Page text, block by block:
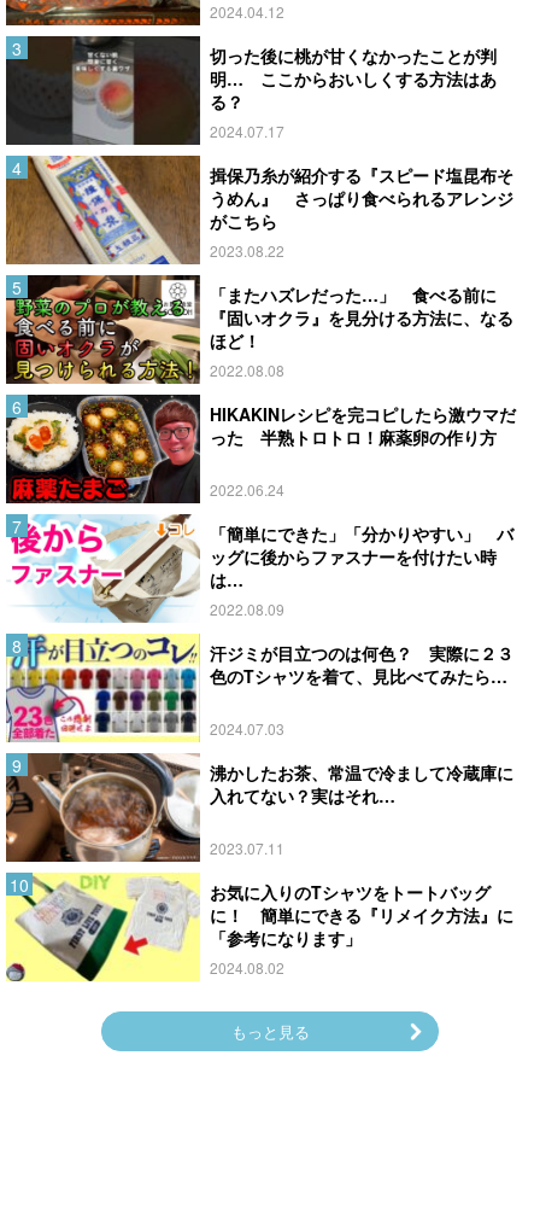
2024.04.12
切った後に桃が甘くなかったことが判
明… ここからおいしくする方法はあ
る？
2024.07.17
揖保乃糸が紹介する『スピード塩昆布そ
うめん』 さっぱり食べられるアレンジ
がこちら
2023.08.22
「またハズレだった…」 食べる前に
『固いオクラ』を見分ける方法に、なる
ほど！
2022.08.08
HIKAKINレシピを完コピしたら激ウマだ
った 半熟トロトロ！麻薬卵の作り方
2022.06.24
「簡単にできた」「分かりやすい」 バ
ッグに後からファスナーを付けたい時
は…
2022.08.09
汗ジミが目立つのは何色？ 実際に２３
色のTシャツを着て、見比べてみたら…
2024.07.03
沸かしたお茶、常温で冷まして冷蔵庫に
入れてない？実はそれ…
2023.07.11
お気に入りのTシャツをトートバッグ
に！ 簡単にできる『リメイク方法』に
「参考になります」
2024.08.02
もっと見る